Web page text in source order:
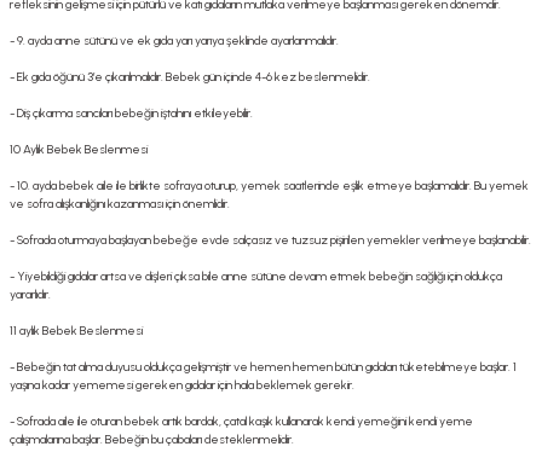
refleksinin gelişmesi için pütürlü ve katı gıdaların mutlaka verilmeye başlanması gereken dönemdir.
- 9. ayda anne sütünü ve ek gıda yarı yarıya şeklinde ayarlanmalıdır.
- Ek gıda öğünü 3’e çıkarılmalıdır. Bebek gün içinde 4-6 kez beslenmelidir.
- Diş çıkarma sancıları bebeğin iştahını etkileyebilir.
10 Aylık Bebek Beslenmesi
- 10. ayda bebek aile ile birlikte sofraya oturup, yemek saatlerinde eşlik etmeye başlamalıdır. Bu yemek
ve sofra alışkanlığını kazanması için önemlidir.
- Sofrada oturmaya başlayan bebeğe evde salçasız ve tuzsuz pişirilen yemekler verilmeye başlanabilir.
- Yiyebildiği gıdalar artsa ve dişleri çıksa bile anne sütüne devam etmek bebeğin sağlığı için oldukça
yararlıdır.
11 aylık Bebek Beslenmesi
- Bebeğin tat alma duyusu oldukça gelişmiştir ve hemen hemen bütün gıdaları tüketebilmeye başlar. 1
yaşına kadar yememesi gereken gıdalar için hala beklemek gerekir.
- Sofrada aile ile oturan bebek artık bardak, çatal kaşık kullanarak kendi yemeğini kendi yeme
çalışmalarına başlar. Bebeğin bu çabaları desteklenmelidir.